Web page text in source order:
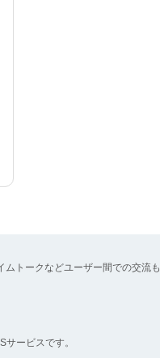
ムトークなどユーザー間での交流も
ービスです。